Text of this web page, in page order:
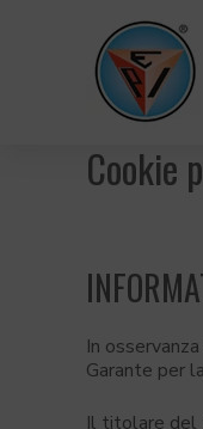
Cookie
In
Garante per
Il titolare del